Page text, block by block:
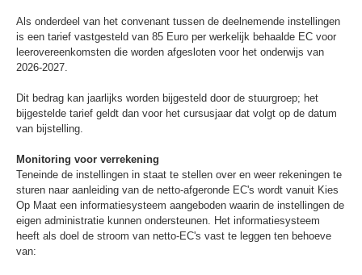
Als onderdeel van het convenant tussen de deelnemende instellingen
is een tarief vastgesteld van 85 Euro per werkelijk behaalde EC voor
leerovereenkomsten die worden afgesloten voor het onderwijs van
2026-2027.
Dit bedrag kan jaarlijks worden bijgesteld door de stuurgroep; het
bijgestelde tarief geldt dan voor het cursusjaar dat volgt op de datum
van bijstelling.
Monitoring voor verrekening
Teneinde de instellingen in staat te stellen over en weer rekeningen te
sturen naar aanleiding van de netto-afgeronde EC's wordt vanuit Kies
Op Maat een informatiesysteem aangeboden waarin de instellingen de
eigen administratie kunnen ondersteunen. Het informatiesysteem
heeft als doel de stroom van netto-EC's vast te leggen ten behoeve
van: